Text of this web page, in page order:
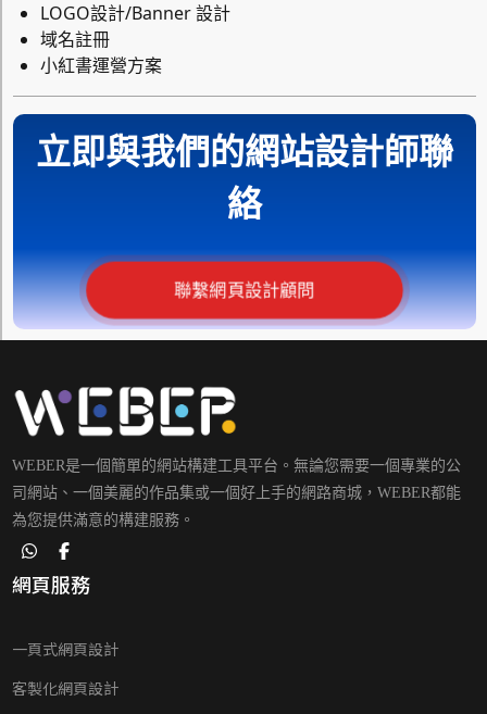
LOGO設計/Banner 設計
域名註冊
小紅書運營方案
立即與我們的網站設計師聯
絡
聯繫網頁設計顧問
WEBER是一個簡單的網站構建工具平台。無論您需要一個專業的公
司網站、一個美麗的作品集或一個好上手的網路商城，WEBER都能
為您提供滿意的構建服務。
網頁服務
一頁式網頁設計
客製化網頁設計